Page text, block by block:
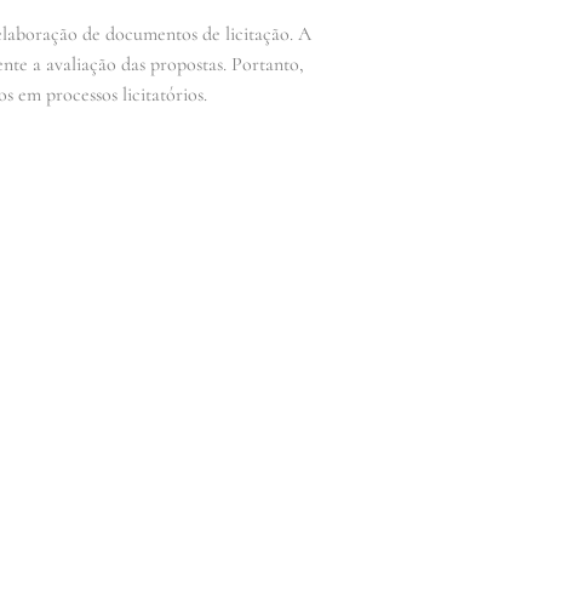
de documentos de licitação. A
a avaliação das propostas. Portanto,
em processos licitatórios.